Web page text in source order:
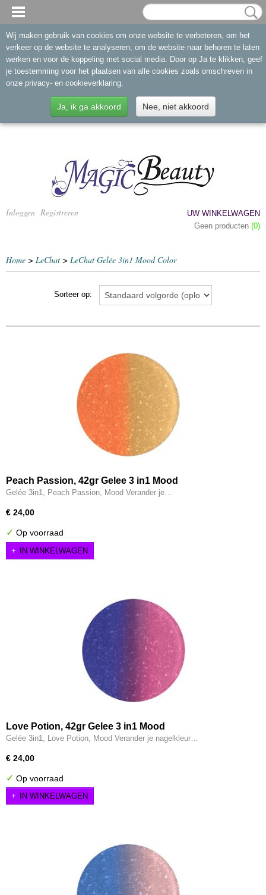
Inloggen Registreren
UW WINKELWAGEN
Geen producten (0)
Home > LeChat > LeChat Gelée 3in1 Mood Color
Sorteer op:
Peach Passion, 42gr Gelee 3 in1 Mood
Gelée 3in1, Peach Passion, Mood Verander je…
€ 24,00
✓ Op voorraad
IN WINKELWAGEN
Love Potion, 42gr Gelee 3 in1 Mood
Gelée 3in1, Love Potion, Mood Verander je nagelkleur…
€ 24,00
✓ Op voorraad
IN WINKELWAGEN
Wij maken gebruik van cookies om onze website te verbeteren, om het
verkeer op de website te analyseren, om de website naar behoren te laten
werken en voor de koppeling met social media. Door op Ja te klikken, geef
je toestemming voor het plaatsen van alle cookies zoals omschreven in
onze privacy- en cookieverklaring.
Ja, ik ga akkoord Nee, niet akkoord